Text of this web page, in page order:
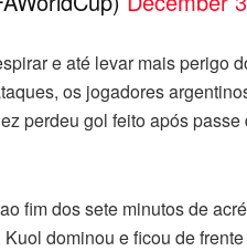
e até levar mais perigo
os jogadores
perdeu gol feito após
fim dos sete minutos de
dominou e ficou de